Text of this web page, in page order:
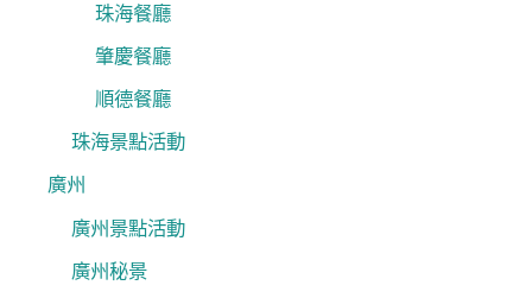
珠海餐廳
肇慶餐廳
順德餐廳
珠海景點活動
廣州
廣州景點活動
廣州秘景